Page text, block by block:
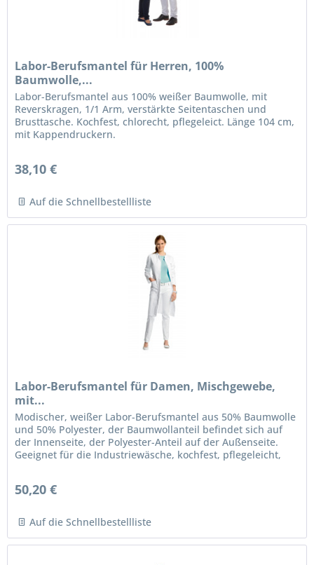
Labor-Berufsmantel für Herren, 100%
Baumwolle,...
Labor-Berufsmantel aus 100% weißer Baumwolle, mit
Reverskragen, 1/1 Arm, verstärkte Seitentaschen und
Brusttasche. Kochfest, chlorecht, pflegeleict. Länge 104 cm,
mit Kappendruckern.
38,10 €
Auf die Schnellbestellliste
Labor-Berufsmantel für Damen, Mischgewebe,
mit...
Modischer, weißer Labor-Berufsmantel aus 50% Baumwolle
und 50% Polyester, der Baumwollanteil befindet sich auf
der Innenseite, der Polyester-Anteil auf der Außenseite.
Geeignet für die Industriewäsche, kochfest, pflegeleicht,
50,20 €
Auf die Schnellbestellliste